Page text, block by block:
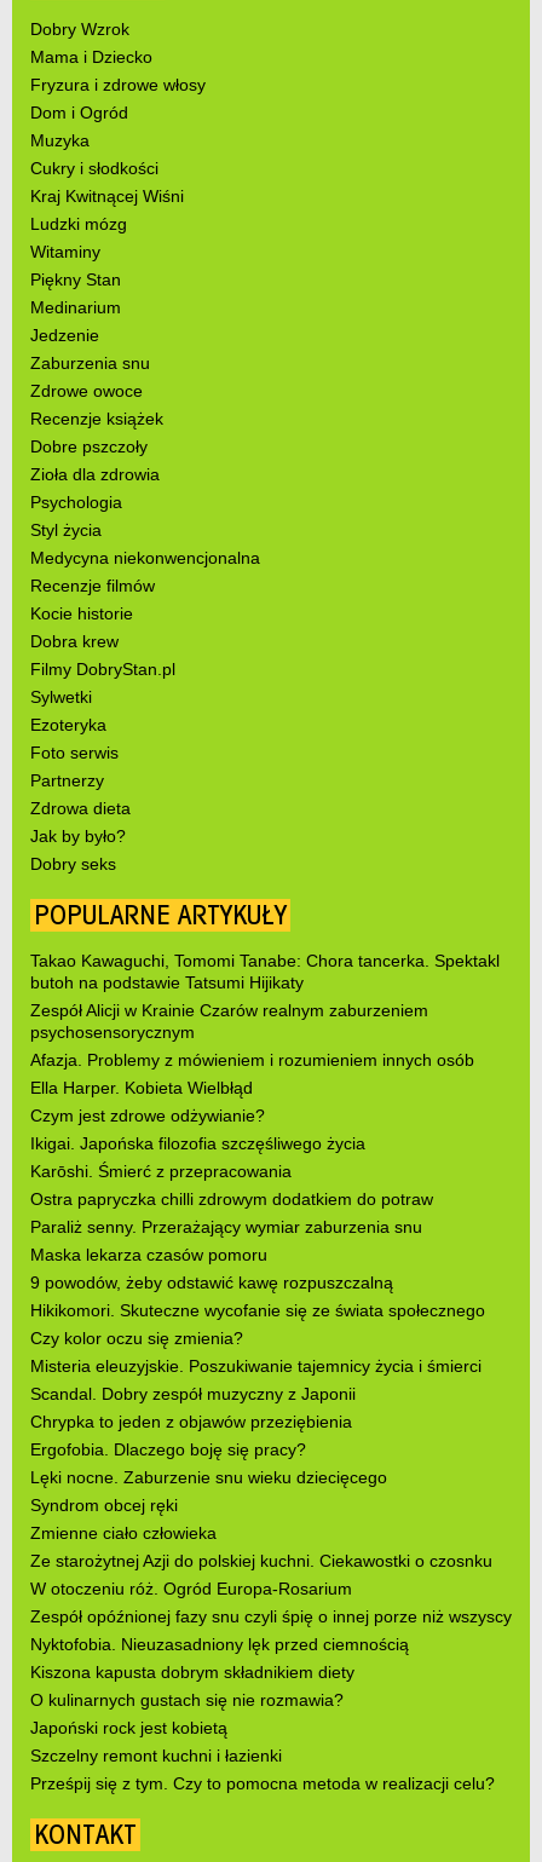
Dobry Wzrok
Mama i Dziecko
Fryzura i zdrowe włosy
Dom i Ogród
Muzyka
Cukry i słodkości
Kraj Kwitnącej Wiśni
Ludzki mózg
Witaminy
Piękny Stan
Medinarium
Jedzenie
Zaburzenia snu
Zdrowe owoce
Recenzje książek
Dobre pszczoły
Zioła dla zdrowia
Psychologia
Styl życia
Medycyna niekonwencjonalna
Recenzje filmów
Kocie historie
Dobra krew
Filmy DobryStan.pl
Sylwetki
Ezoteryka
Foto serwis
Partnerzy
Zdrowa dieta
Jak by było?
Dobry seks
POPULARNE ARTYKUŁY
Takao Kawaguchi, Tomomi Tanabe: Chora tancerka. Spektakl
butoh na podstawie Tatsumi Hijikaty
Zespół Alicji w Krainie Czarów realnym zaburzeniem
psychosensorycznym
Afazja. Problemy z mówieniem i rozumieniem innych osób
Ella Harper. Kobieta Wielbłąd
Czym jest zdrowe odżywianie?
Ikigai. Japońska filozofia szczęśliwego życia
Karōshi. Śmierć z przepracowania
Ostra papryczka chilli zdrowym dodatkiem do potraw
Paraliż senny. Przerażający wymiar zaburzenia snu
Maska lekarza czasów pomoru
9 powodów, żeby odstawić kawę rozpuszczalną
Hikikomori. Skuteczne wycofanie się ze świata społecznego
Czy kolor oczu się zmienia?
Misteria eleuzyjskie. Poszukiwanie tajemnicy życia i śmierci
Scandal. Dobry zespół muzyczny z Japonii
Chrypka to jeden z objawów przeziębienia
Ergofobia. Dlaczego boję się pracy?
Lęki nocne. Zaburzenie snu wieku dziecięcego
Syndrom obcej ręki
Zmienne ciało człowieka
Ze starożytnej Azji do polskiej kuchni. Ciekawostki o czosnku
W otoczeniu róż. Ogród Europa-Rosarium
Zespół opóźnionej fazy snu czyli śpię o innej porze niż wszyscy
Nyktofobia. Nieuzasadniony lęk przed ciemnością
Kiszona kapusta dobrym składnikiem diety
O kulinarnych gustach się nie rozmawia?
Japoński rock jest kobietą
Szczelny remont kuchni i łazienki
Prześpij się z tym. Czy to pomocna metoda w realizacji celu?
KONTAKT